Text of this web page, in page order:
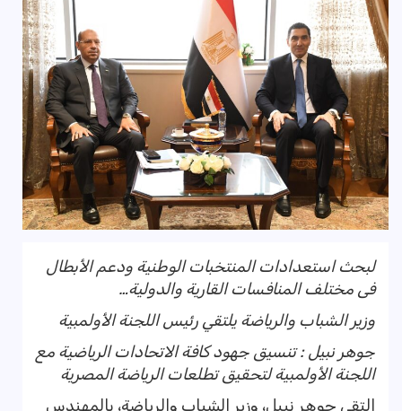
لبحث استعدادات المنتخبات الوطنية ودعم الأبطال
فى مختلف المنافسات القارية والدولية…
وزير الشباب والرياضة يلتقي رئيس اللجنة الأولمبية
جوهر نبيل : تنسيق جهود كافة الاتحادات الرياضية مع
اللجنة الأولمبية لتحقيق تطلعات الرياضة المصرية
التقى جوهر نبيل، وزير الشباب والرياضة، بالمهندس